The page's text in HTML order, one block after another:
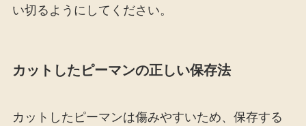
い切るようにしてください。
カットしたピーマンの正しい保存法
カットしたピーマンは傷みやすいため、保存する